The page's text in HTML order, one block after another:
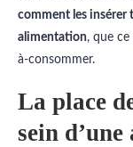
comment les insérer
alimentation, que
à-consommer.
La place
sein